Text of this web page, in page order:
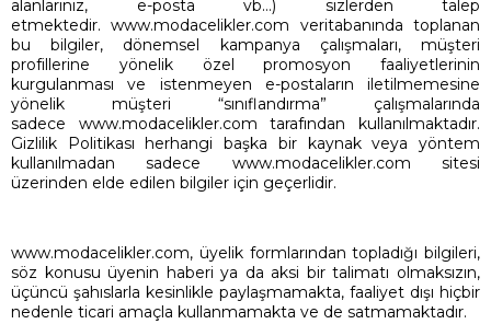
alanlarınız, e-posta vb…) sizlerden talep
etmektedir. www.modacelikler.com veritabanında toplanan
bu bilgiler, dönemsel kampanya çalışmaları, müşteri
profillerine yönelik özel promosyon faaliyetlerinin
kurgulanması ve istenmeyen e-postaların iletilmemesine
yönelik müşteri “sınıflandırma” çalışmalarında
sadece www.modacelikler.com tarafından kullanılmaktadır.
Gizlilik Politikası herhangi başka bir kaynak veya yöntem
kullanılmadan sadece www.modacelikler.com sitesi
üzerinden elde edilen bilgiler için geçerlidir.
www.modacelikler.com, üyelik formlarından topladığı bilgileri,
söz konusu üyenin haberi ya da aksi bir talimatı olmaksızın,
üçüncü şahıslarla kesinlikle paylaşmamakta, faaliyet dışı hiçbir
nedenle ticari amaçla kullanmamakta ve de satmamaktadır.